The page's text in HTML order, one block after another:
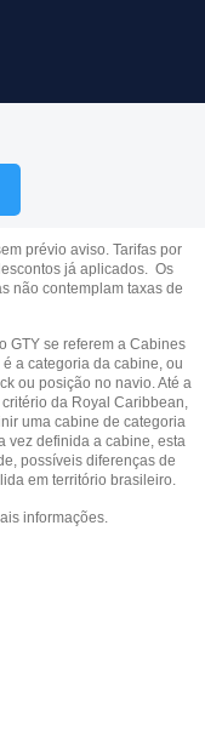
prévio aviso. Tarifas por
já aplicados. Os
não contemplam taxas de
GTY se referem a Cabines
a categoria da cabine, ou
ou posição no navio. Até a
da Royal Caribbean,
uma cabine de categoria
vez definida a cabine, esta
possíveis diferenças de
em território brasileiro.
informações.